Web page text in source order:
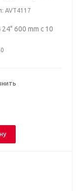
AVT4117
600 mm c 10